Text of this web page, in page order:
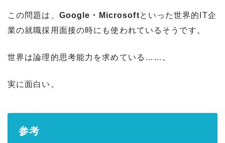
この問題は、 Google・Microsoftといった世界的IT企
業の就職採用面接の時にも使われているそうです。
世界は論理的思考能力を求めている……。
実に面白い。
参考